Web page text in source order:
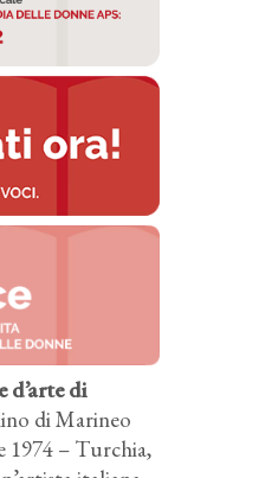
d’arte di
di Marineo
1974 – Turchia,